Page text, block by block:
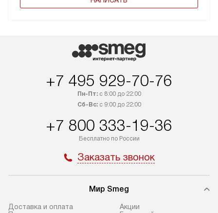
+7 495 929-70-76
Пн-Пт:с 8:00 до 22:00
Сб-Вс:с 9:00 до 22:00
+7 800 333-19-36
Бесплатно по России
Заказать звонок
Мир Smeg
Доставка и оплата
Акции